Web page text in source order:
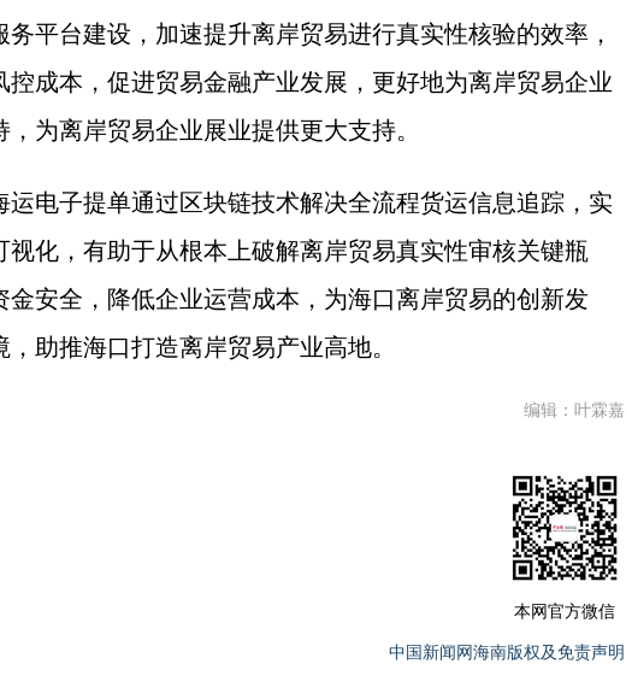
平台建设，加速提升离岸贸易进行真实性核验的效率，
控成本，促进贸易金融产业发展，更好地为离岸贸易企业
为离岸贸易企业展业提供更大支持。
子提单通过区块链技术解决全流程货运信息追踪，实
化，有助于从根本上破解离岸贸易真实性审核关键瓶
安全，降低企业运营成本，为海口离岸贸易的创新发
助推海口打造离岸贸易产业高地。
编辑：叶霖嘉
本网官方微信
中国新闻网海南版权及免责声明